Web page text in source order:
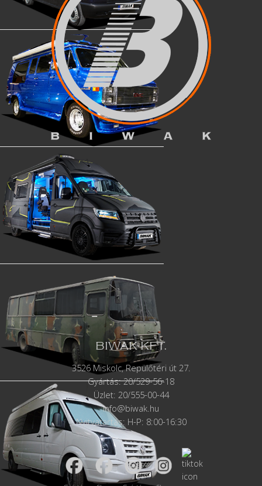
BIWAK KFT.
3526 Miskolc, Repülőtéri út 27.
Gyártás:20/529-56-18
Üzlet: 20/555-00-44
info@biwak.hu
Nyitvatartás: H-P: 8:00-16:30